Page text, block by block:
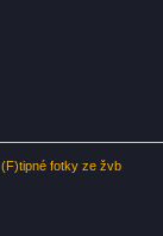
(F)tipné fotky ze žvb